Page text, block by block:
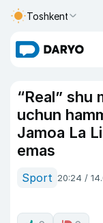
Toshkent
“Real”
uchun
Jamoa La
emas
Sport 20:24 /